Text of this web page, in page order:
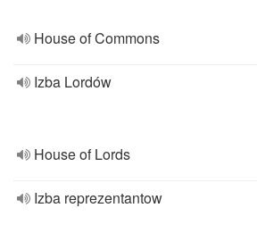
House of Commons
Izba Lordów
House of Lords
Izba reprezentantow